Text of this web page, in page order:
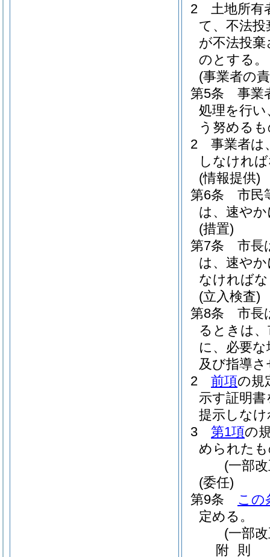
2
土地所有
て、不法
が不法投
のとする。
(事業者の
第5条
事業
処理を行
う努める
2
事業者は
しなけれ
(情報提供)
第6条
市民
は、速や
(措置)
第7条
市長
は、速や
なければ
(立入検査)
第8条
市長
るときは
に、必要
及び指導
2
前項の規
示す証明
提示しな
3
第1項の
められた
(一部
(委任)
第9条
この
定める。
(一部
附 則